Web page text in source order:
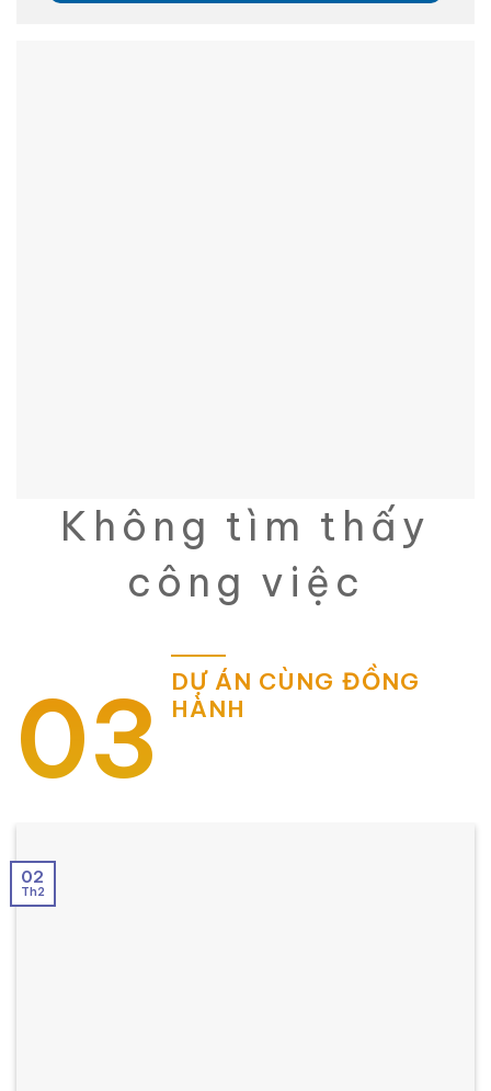
Không tìm thấy
công việc
03
DỰ ÁN CÙNG ĐỒNG
HÀNH
02
Th2